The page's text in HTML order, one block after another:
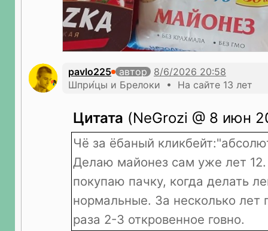
pavlo225
автор
Шпри́цы и Брелоки • На сайте 13 лет
Цитата (NeGrozi @ 8 июн
Чё за ёбаный
Делаю майонез сам уже лет
покупаю пачку, когда делать
нормальные. За несколько лет
раза 2-3 откровенное говно.